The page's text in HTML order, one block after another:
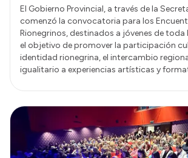
El Gobierno Provincial, a través de la
comenzó la convocatoria para los
Rionegrinos, destinados a jóvenes de
el objetivo de promover la participación
identidad rionegrina, el intercambio
igualitario a experiencias artísticas y